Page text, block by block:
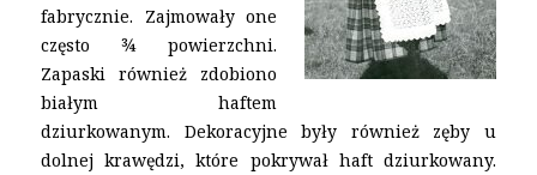
fabrycznie. Zajmowały one
często ¾ powierzchni.
Zapaski również zdobiono
białym haftem
dziurkowanym. Dekoracyjne były również zęby u
dolnej krawędzi, które pokrywał haft dziurkowany.